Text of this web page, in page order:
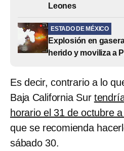
Leones
ESTADO DE MÉXICO
Explosión en
herido y moviliza a
Es decir, contrario a lo
Baja California Sur
horario el 31 de octubre
que se recomienda
sábado 30.